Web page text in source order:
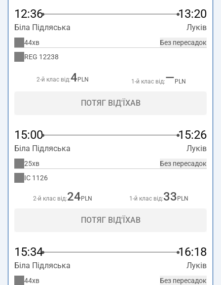
12:36 13:20
Біла Підляська Луків
Без пересадок
44хв
REG 12238
2-й клас від:4 PLN 1-й клас від:— PLN
ПОТЯГ ВІД'ЇХАВ
15:00 15:26
Біла Підляська Луків
Без пересадок
25хв
IC 1126
2-й клас від:24 PLN 1-й клас від:33 PLN
ПОТЯГ ВІД'ЇХАВ
15:34 16:18
Біла Підляська Луків
Без пересадок
44хв